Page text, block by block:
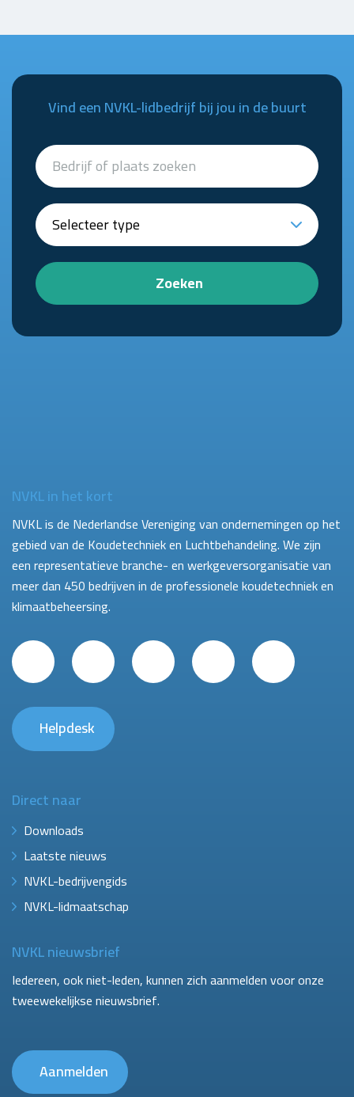
Vind een NVKL-lidbedrijf bij jou in de buurt
Zoeken
NVKL in het kort
NVKL is de Nederlandse Vereniging van ondernemingen op het
gebied van de Koudetechniek en Luchtbehandeling. We zijn
een representatieve branche- en werkgeversorganisatie van
meer dan 450 bedrijven in de professionele koudetechniek en
klimaatbeheersing.
Helpdesk
Direct naar
Downloads
Laatste nieuws
NVKL-bedrijvengids
NVKL-lidmaatschap
NVKL nieuwsbrief
Iedereen, ook niet-leden, kunnen zich aanmelden voor onze
tweewekelijkse nieuwsbrief.
Aanmelden